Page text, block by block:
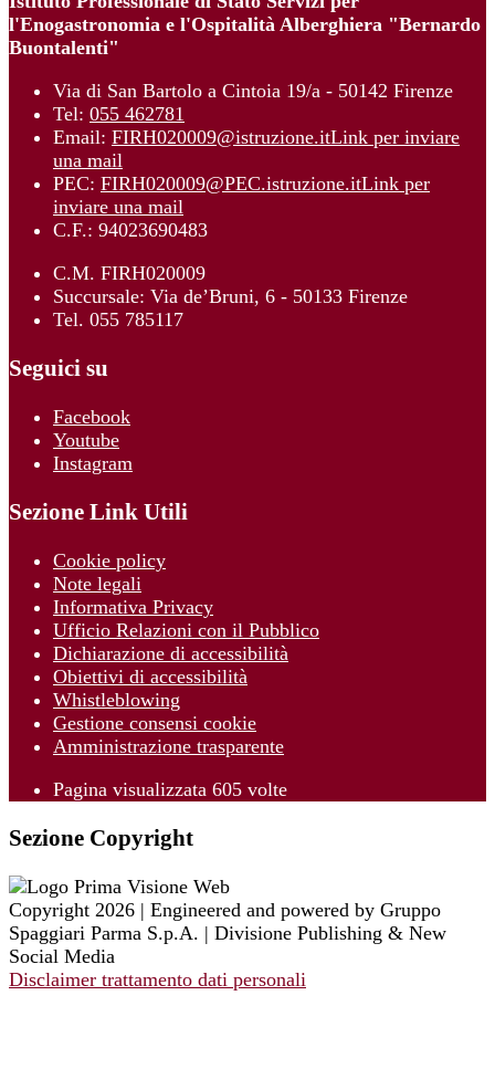
l'Enogastronomia e l'Ospitalità Alberghiera "Bernardo
Buontalenti"
Via di San Bartolo a Cintoia 19/a - 50142 Firenze
Tel: 055 462781
Email: FIRH020009@istruzione.itLink per inviare
una mail
PEC: FIRH020009@PEC.istruzione.itLink per
inviare una mail
C.F.: 94023690483
C.M. FIRH020009
Succursale: Via de’Bruni, 6 - 50133 Firenze
Tel. 055 785117
Seguici su
Facebook
Youtube
Instagram
Sezione Link Utili
Cookie policy
Note legali
Informativa Privacy
Ufficio Relazioni con il Pubblico
Dichiarazione di accessibilità
Obiettivi di accessibilità
Whistleblowing
Gestione consensi cookie
Amministrazione trasparente
Pagina visualizzata 605 volte
Sezione Copyright
Copyright 2026 | Engineered and powered by Gruppo
Spaggiari Parma S.p.A. | Divisione Publishing & New
Social Media
Disclaimer trattamento dati personali